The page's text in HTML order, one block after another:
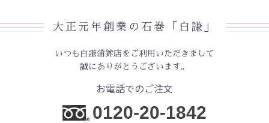
大正元年創業の石巻「白謙」
いつも白謙蒲鉾店をご利用いただきまして
誠にありがとうございます。
お電話でのご注文
0120-20-1842